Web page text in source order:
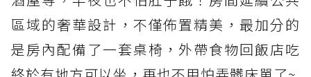
區域的奢華設計，不僅佈置精美，最加分的
是房內配備了一套桌椅，外帶食物回飯店吃